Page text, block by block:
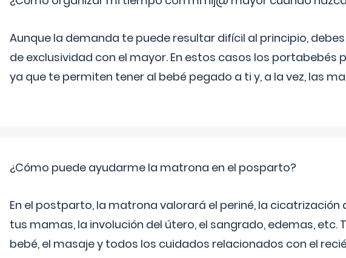
Aunque la demanda te puede resultar difícil al principio,
de exclusividad con el mayor. En estos casos los portabebés
ya que te permiten tener al bebé pegado a ti y, a la vez, las
¿Cómo puede ayudarme la matrona en el posparto?
En el postparto, la matrona valorará el periné, la cicatrización
tus mamas, la involución del útero, el sangrado, edemas, etc.
bebé, el masaje y todos los cuidados relacionados con el